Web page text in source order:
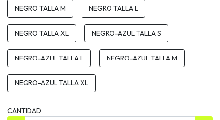
NEGRO TALLA M NEGRO TALLA L
NEGRO TALLA XL NEGRO-AZUL TALLA S
NEGRO-AZUL TALLA L NEGRO-AZUL TALLA M
NEGRO-AZUL TALLA XL
CANTIDAD